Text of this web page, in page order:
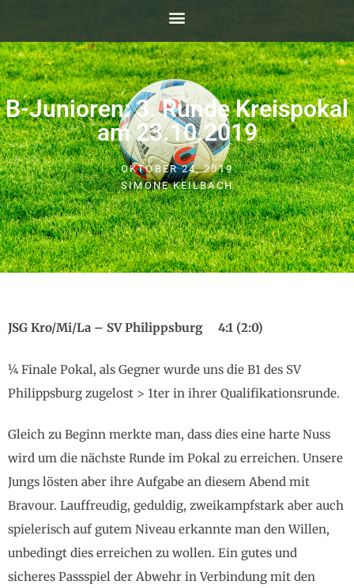
B-Junioren: 3. Runde Kreispokal
am 23.10.2019
OKTOBER 24, 2019
SIMONE KEILBACH
JSG Kro/Mi/La – SV Philippsburg 4:1 (2:0)
¼ Finale Pokal, als Gegner wurde uns die B1 des SV
Philippsburg zugelost > 1ter in ihrer Qualifikationsrunde.
Gleich zu Beginn merkte man, dass dies eine harte Nuss
wird um die nächste Runde im Pokal zu erreichen. Unsere
Jungs lösten aber ihre Aufgabe an diesem Abend mit
Bravour. Lauffreudig, geduldig, zweikampfstark aber auch
spielerisch auf gutem Niveau erkannte man den Willen,
unbedingt dies erreichen zu wollen. Ein gutes und
sicheres Passspiel der Abwehr in Verbindung mit den